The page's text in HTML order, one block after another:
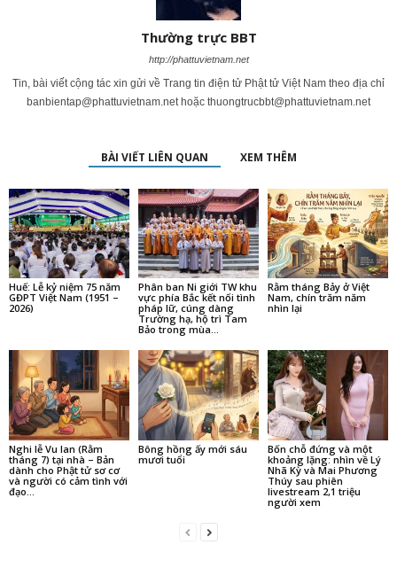
Thường trực BBT
http://phattuvietnam.net
Tin, bài viết cộng tác xin gửi về Trang tin điện tử Phật tử Việt Nam theo địa chỉ
banbientap@phattuvietnam.net hoặc thuongtrucbbt@phattuvietnam.net
BÀI VIẾT LIÊN QUAN XEM THÊM
Huế: Lễ kỷ niệm 75 năm
GĐPT Việt Nam (1951 –
2026)
Phân ban Ni giới TW khu
vực phía Bắc kết nối tình
pháp lữ, cúng dàng
Trường hạ, hộ trì Tam
Bảo trong mùa...
Rằm tháng Bảy ở Việt
Nam, chín trăm năm
nhìn lại
Nghi lễ Vu lan (Rằm
tháng 7) tại nhà – Bản
dành cho Phật tử sơ cơ
và người có cảm tình với
đạo...
Bông hồng ấy mới sáu
mươi tuổi
Bốn chỗ đứng và một
khoảng lặng: nhìn về Lý
Nhã Kỳ và Mai Phương
Thúy sau phiên
livestream 2,1 triệu
người xem